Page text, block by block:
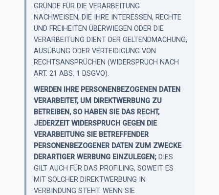
GRÜNDE FÜR DIE VERARBEITUNG
NACHWEISEN, DIE IHRE INTERESSEN, RECHTE
UND FREIHEITEN ÜBERWIEGEN ODER DIE
VERARBEITUNG DIENT DER GELTENDMACHUNG,
AUSÜBUNG ODER VERTEIDIGUNG VON
RECHTSANSPRÜCHEN (WIDERSPRUCH NACH
ART. 21 ABS. 1 DSGVO).
WERDEN IHRE PERSONENBEZOGENEN DATEN
VERARBEITET, UM DIREKTWERBUNG ZU
BETREIBEN, SO HABEN SIE DAS RECHT,
JEDERZEIT WIDERSPRUCH GEGEN DIE
VERARBEITUNG SIE BETREFFENDER
PERSONENBEZOGENER DATEN ZUM ZWECKE
DERARTIGER WERBUNG EINZULEGEN; DIES
GILT AUCH FÜR DAS PROFILING, SOWEIT ES
MIT SOLCHER DIREKTWERBUNG IN
VERBINDUNG STEHT. WENN SIE